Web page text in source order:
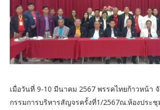
เมื่อวันที่ 9-10 มีนาคม 2567 พรรคไทยก้าวหน้า
กรรมการบริหารสัญจรครั้งที่1/2567ณ.ห้องประ